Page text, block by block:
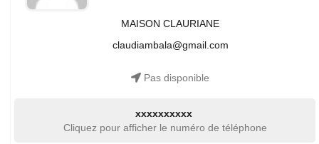
MAISON CLAURIANE
claudiambala@gmail.com
Pas disponible
xxxxxxxxxx
Cliquez pour afficher le numéro de téléphone